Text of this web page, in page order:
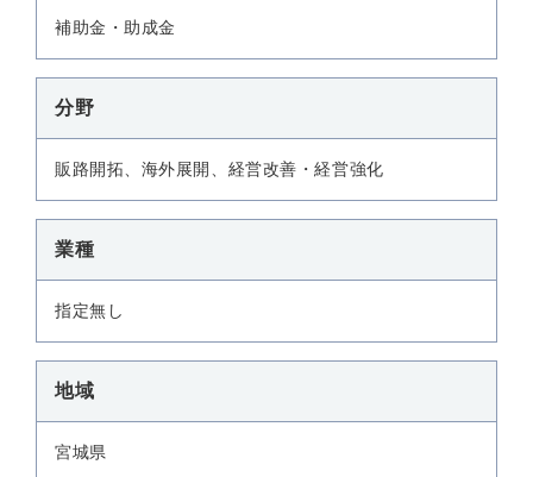
補助金・助成金
分野
販路開拓、海外展開、経営改善・経営強化
業種
指定無し
地域
宮城県